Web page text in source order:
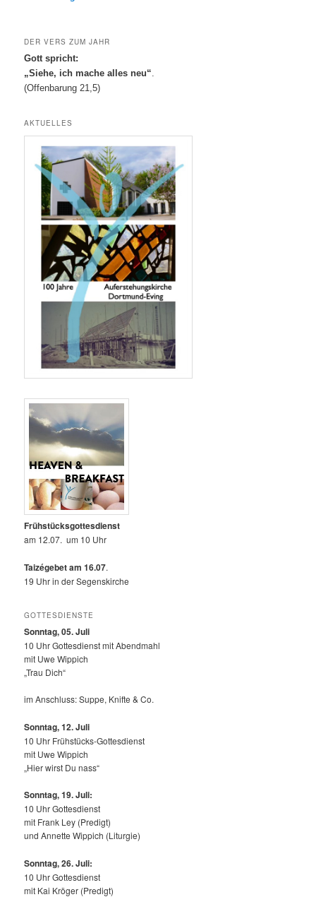
DER VERS ZUM JAHR
Gott spricht:
„Siehe, ich mache alles neu“
(Offenbarung 21,5)
AKTUELLES
Frühstücksgottesdienst
am 12.07. um 10 Uhr
Taizégebet am 16.07.
19 Uhr in der Segenskirche
GOTTESDIENSTE
Sonntag, 05. Juli
10 Uhr Gottesdienst mit Abendmahl
mit Uwe Wippich
„Trau Dich“
im Anschluss: Suppe, Knifte & Co.
Sonntag, 12.Juli
10 Uhr Frühstücks-Gottesdienst
mit Uwe Wippich
„Hier wirst Du nass“
Sonntag, 19. Juli:
10 Uhr Gottesdienst
mit Frank Ley (Predigt)
und Annette Wippich (Liturgie)
Sonntag, 26. Juli:
10 Uhr Gottesdienst
mit Kai Kröger (Predigt)